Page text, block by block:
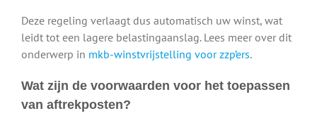
Deze regeling verlaagt dus automatisch uw winst, wat
leidt tot een lagere belastingaanslag. Lees meer over dit
onderwerp in mkb-winstvrijstelling voor zzp’ers.
Wat zijn de voorwaarden voor het toepassen
van aftrekposten?